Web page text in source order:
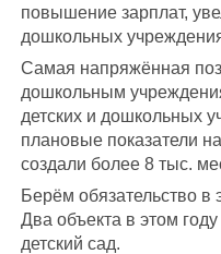
повышение зарплат,
дошкольных
Самая напряжённая
дошкольным
детских и дошкольных
плановые показатели
создали более 8 тыс.
Берём обязательство в
Два объекта в этом
детский сад.